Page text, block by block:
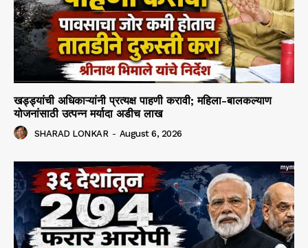
खड्ड्यांची अधिकाऱ्यांनी प्रत्यक्ष पाहणी करावी; महिला-बालकल्याण
योजनांसाठी उत्पन्न मर्यादा अडीच लाख
SHARAD LONKAR - August 6, 2026